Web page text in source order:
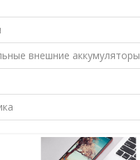
внешние аккумуляторы